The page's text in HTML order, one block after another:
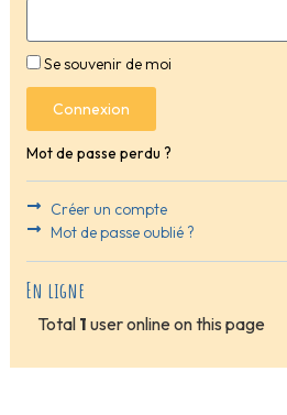
Se souvenir de moi
Connexion
Mot de passe perdu ?
Créer un compte
Mot de passe oublié ?
En ligne
Total 1 user online on this page